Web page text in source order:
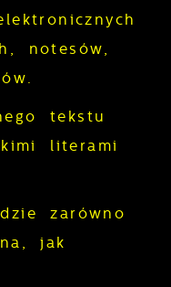
notesów,
tekstu
literami
zarówno
jak